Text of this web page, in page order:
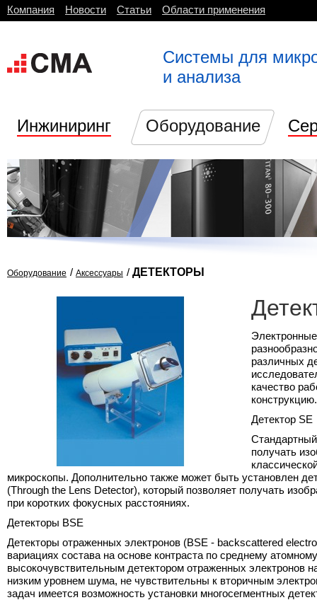
Компания Новости Статьи Области применения
Системы для
и анализа
Инжиниринг Оборудование
Оборудование / Аксессуары / ДЕТЕКТОРЫ
различных
качество
конструкцию.
Детектор SE
получать
микроскопы. Дополнительно также может быть установлен
(Through the Lens Detector), который позволяет получать
при коротких фокусных расстояниях.
Детекторы BSE
Детекторы отраженных электронов (BSE - backscattered
вариациях состава на основе контраста по среднему
высокочувствительным детектором отраженных электронов
низким уровнем шума, не чувствительны к вторичным
задач имеется возможность установки многосегментных
Фильтр по типу «Применение»
3D гистология и цитология
Археология и палеомедицина
ЭЛЕКТРОНИКА
Интегральные микросхемы
структуры
Печатные платы